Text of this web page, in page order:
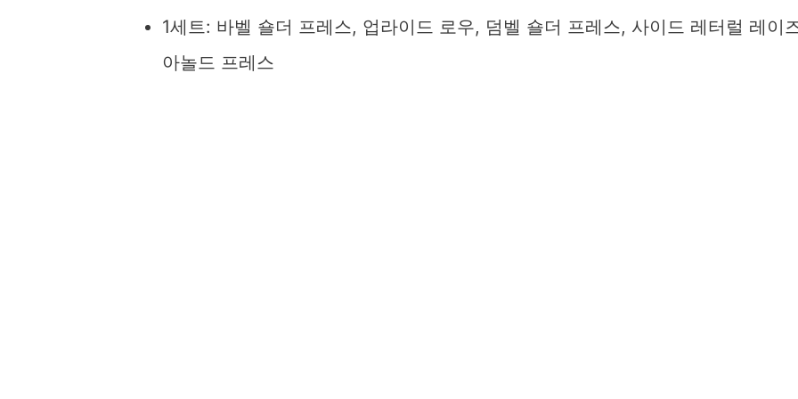
1세트: 바벨 숄더 프레스, 업라이드 로우, 덤벨 숄더 프레스, 사이드 레터럴 레이
아놀드 프레스